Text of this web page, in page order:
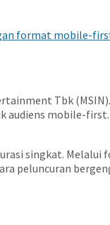
format mobile-
Tbk
audiens mobile-
singkat. Melalui
peluncuran